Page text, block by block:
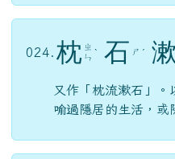
024. 枕 ㄓ
ㄣ ˋ 石 ㄕ ˊ 漱
又作「枕流漱石」。
喻過隱居的生活，或